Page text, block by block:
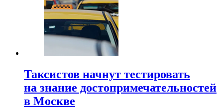
Таксистов начнут тестировать
на знание достопримечательностей
в Москве